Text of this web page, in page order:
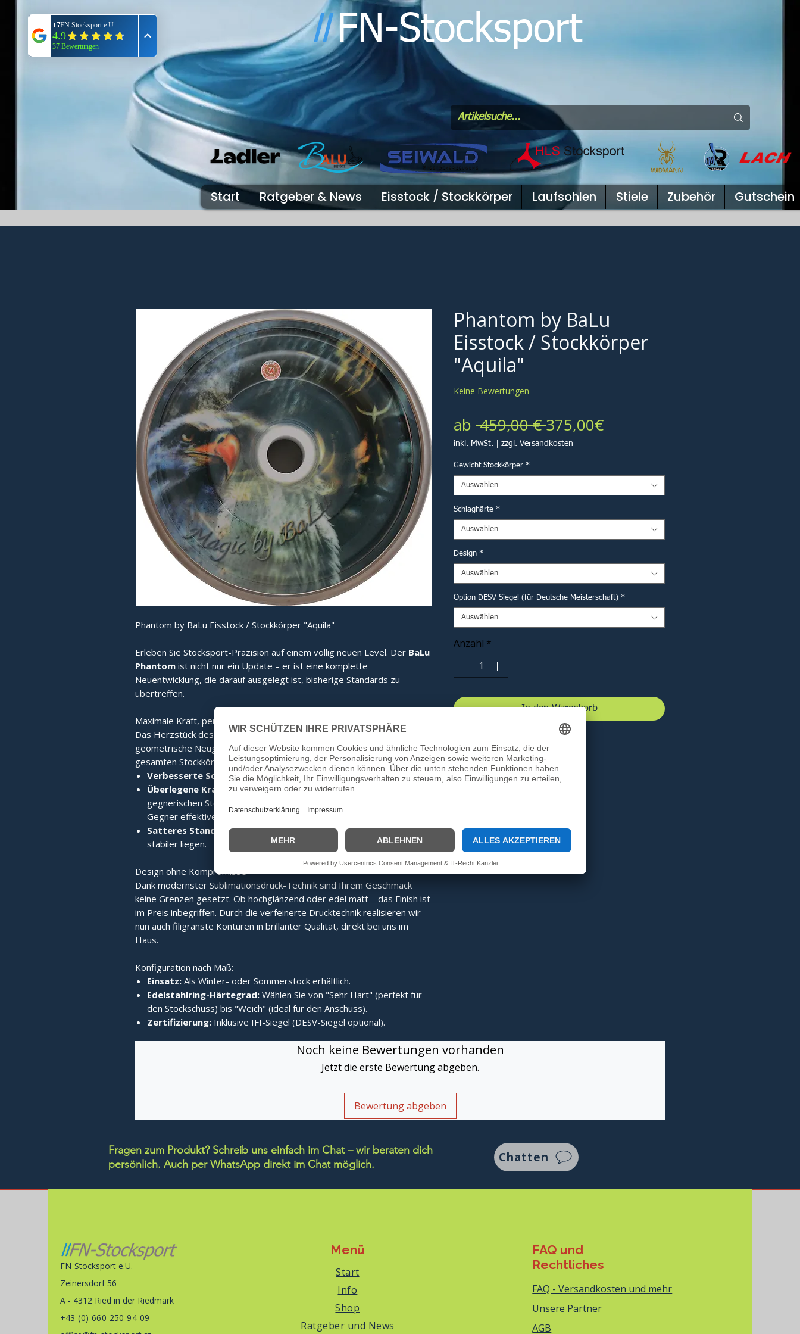
llFN-Stocksport
Start Ratgeber & News Eisstock / Stockkörper Laufsohlen Stiele Zubehör Gutschein
Phantom by BaLu Eisstock / Stockkörper "Aquila"
Erleben Sie Stocksport-Präzision auf einem völlig neuen Level. Der BaLu
Phantom ist nicht nur ein Update – er ist eine komplette
Neuentwicklung, die darauf ausgelegt ist, bisherige Standards zu
übertreffen.
Maximale Kraft, perfekter Stand
Das Herzstück des Phantom ist seine revolutionäre Haubenform. Diese
geometrische Neugestaltung sorgt für eine optimale Kraftverteilung im
gesamten Stockkörper. Das Ergebnis spüren Sie bei jedem Schuss:
Verbesserte Schlagkraft:Die Energie wird effizienter gebündelt.
Überlegene Kraftübertragung:Beim Kontakt mit dem
gegnerischen Stock wird die Energie direkter übertragen, was den
Gegner effektiver verdrängt.
Satteres Standvermögen:Der Stock bleibt nach dem Treffer
stabiler liegen.
Design ohne Kompromisse
Dank modernster Sublimationsdruck-Technik sind Ihrem Geschmack
keine Grenzen gesetzt. Ob hochglänzend oder edel matt – das Finish ist
im Preis inbegriffen. Durch die verfeinerte Drucktechnik realisieren wir
nun auch filigranste Konturen in brillanter Qualität, direkt bei uns im
Haus.
Konfiguration nach Maß:
Einsatz: Als Winter- oder Sommerstock erhältlich.
Edelstahlring-Härtegrad: Wählen Sie von "Sehr Hart" (perfekt für
den Stockschuss) bis "Weich" (ideal für den Anschuss).
Zertifizierung: Inklusive IFI-Siegel (DESV-Siegel optional).
Phantom by BaLu
Eisstock / Stockkörper
"Aquila"
Keine Bewertungen
ab 459,00 € Standardpreis
375,00€Sale-
inkl. MwSt. zzgl. Versandkosten
Gewicht Stockkörper *
Auswählen
Schlaghärte *
Auswählen
Design *
Auswählen
Option DESV Siegel (für Deutsche Meisterschaft) *
Auswählen
Anzahl *
In den Warenkorb
Noch keine Bewertungen vorhanden
Jetzt die erste Bewertung abgeben.
Bewertung abgeben
Fragen zum Produkt? Schreib uns einfach im Chat – wir beraten dich
persönlich. Auch per WhatsApp direkt im Chat möglich. Chatten
FN-Stocksport e.U.
Zeinersdorf 56
A - 4312 Ried in der Riedmark
+43 (0) 660 250 94 09
Menü
Start
Info
Shop
Ratgeber und News
FAQ und
Rechtliches
FAQ - Versandkosten und mehr
Unsere Partner
AGB